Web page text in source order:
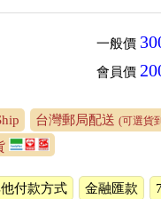
一般價
會員價
台灣郵局配送 (可選貨
付款方式 金融匯款